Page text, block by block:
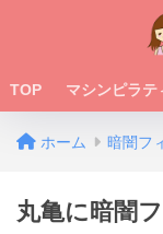
TOP マシンピラテ
ホーム 暗闇フ
丸亀に暗闇